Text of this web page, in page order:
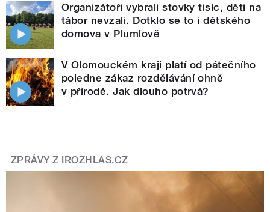
Organizátoři vybrali stovky tisíc, děti na
tábor nevzali. Dotklo se to i dětského
domova v Plumlově
V Olomouckém kraji platí od pátečního
poledne zákaz rozdělávání ohně
v přírodě. Jak dlouho potrvá?
ZPRÁVY Z IROZHLAS.CZ